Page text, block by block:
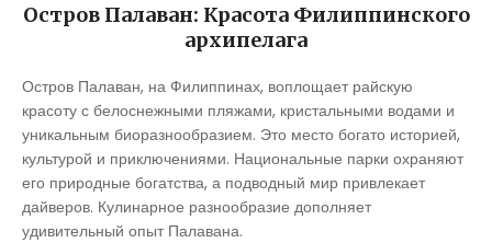
Остров Палаван: Красота Филиппинского
архипелага
Остров Палаван, на Филиппинах, воплощает райскую
красоту с белоснежными пляжами, кристальными водами и
уникальным биоразнообразием. Это место богато историей,
культурой и приключениями. Национальные парки охраняют
его природные богатства, а подводный мир привлекает
дайверов. Кулинарное разнообразие дополняет
удивительный опыт Палавана.